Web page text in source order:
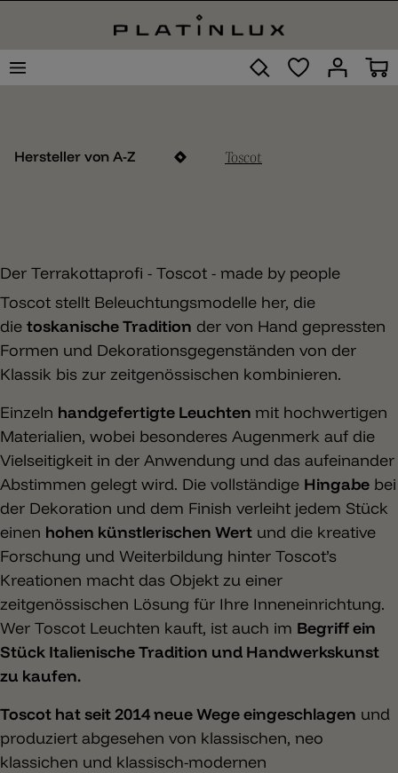
Hersteller von A-Z Toscot
Der Terrakottaprofi - Toscot - made by people
Toscot stellt Beleuchtungsmodelle her, die
die toskanische Tradition der von Hand gepressten
Formen und Dekorationsgegenständen von der
Klassik bis zur zeitgenössischen kombinieren.
Einzeln handgefertigte Leuchten mit hochwertigen
Materialien, wobei besonderes Augenmerk auf die
Vielseitigkeit in der Anwendung und das aufeinander
Abstimmen gelegt wird. Die vollständige Hingabe bei
der Dekoration und dem Finish verleiht jedem Stück
einen hohen künstlerischen Wert und die kreative
Forschung und Weiterbildung hinter Toscot’s
Kreationen macht das Objekt zu einer
zeitgenössischen Lösung für Ihre Inneneinrichtung.
Wer Toscot Leuchten kauft, ist auch im Begriff ein
Stück Italienische Tradition und Handwerkskunst
zu kaufen.
Toscot hat seit 2014 neue Wege eingeschlagen und
produziert abgesehen von klassischen, neo
klassichen und klassisch-modernen